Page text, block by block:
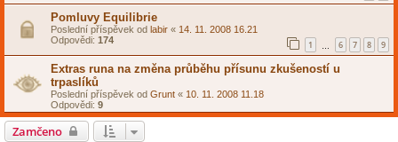
Pomluvy Equilibrie
Poslední příspěvek od labir « 14. 11. 2008 16.21
Odpovědi: 174 1 6 7 8 9
Extras runa na změna průběhu přísunu zkušeností u
trpaslíků
Poslední příspěvek od Grunt « 10. 11. 2008 11.18
Odpovědi: 9
Zamčeno